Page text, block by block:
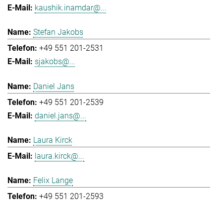
kaushik.inamdar@...
Stefan Jakobs
+49 551 201-2531
sjakobs@...
Daniel Jans
+49 551 201-2539
daniel.jans@...
Laura Kirck
laura.kirck@...
Felix Lange
+49 551 201-2593